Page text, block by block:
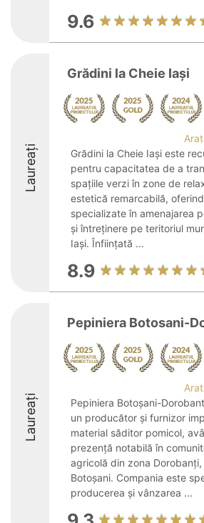
9.6
Laureați
Grădini la Cheie Iași
Grădini la Cheie Iași este
pentru capacitatea de a
spațiile verzi în zone de
estetică remarcabilă,
specializate în amenajarea
și întreținere pe teritoriul
Iași. Înființată ...
8.9
Laureați
Pepiniera Botosani-
Pepiniera Botoșani-
un producător și furnizor
material săditor pomicol,
prezență notabilă în
agricolă din zona
Botoșani. Compania este
producerea și vânzarea ...